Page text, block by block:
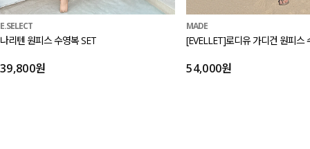
E.SELECT
나리텐 원피스 수영복 SET
39,800원
MADE
[EVELLET]로디유 가디건 원피스
54,000원